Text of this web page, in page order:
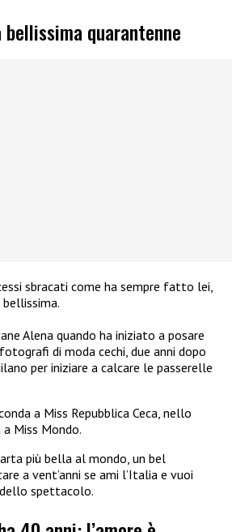
bellissima quarantenne
sbracati come ha sempre fatto lei,
Alena quando ha iniziato a posare
di moda cechi, due anni dopo
per iniziare a calcare le passerelle
a Miss Repubblica Ceca, nello
Miss Mondo.
più bella al mondo, un bel
a vent’anni se ami l’Italia e vuoi
spettacolo.